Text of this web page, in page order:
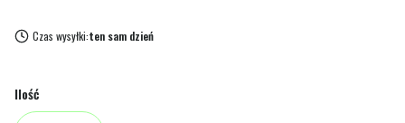
Czas wysyłki:ten sam dzień
Ilość